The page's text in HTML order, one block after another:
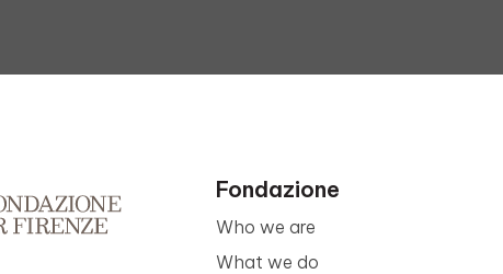
Fondazione
Who we are
What we do